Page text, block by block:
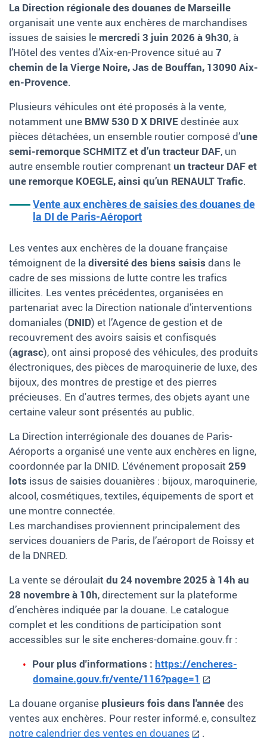
La Direction régionale des douanes de Marseille
organisait une vente aux enchères de marchandises
issues de saisies le mercredi 3 juin 2026 à 9h30, à
l’Hôtel des ventes d’Aix-en-Provence situé au 7
chemin de la Vierge Noire, Jas de Bouffan, 13090 Aix-
en-Provence.
Plusieurs véhicules ont été proposés à la vente,
notamment une BMW 530 D X DRIVEdestinée aux
pièces détachées, un ensemble routier composé d’une
semi-remorque SCHMITZ et d’un tracteur DAF, un
autre ensemble routier comprenant un tracteur DAF et
une remorque KOEGLE, ainsi qu’un RENAULT Trafic.
Vente aux enchères de saisies des douanes de
la DI de Paris-Aéroport
Les ventes aux enchères de la douane française
témoignent de ladiversité des biens saisis dans le
cadre de ses missions de lutte contre les trafics
illicites. Les ventes précédentes, organisées en
partenariat avec la Direction nationale d’interventions
domaniales (DNID) et l’Agence de gestion et de
recouvrement des avoirs saisis et confisqués
(agrasc), ont ainsi proposé des véhicules, des produits
électroniques, des pièces de maroquinerie de luxe, des
bijoux, des montres de prestige et des pierres
précieuses. En d'autres termes, des objets ayant une
certaine valeur sont présentés au public.
La Direction interrégionale des douanes de Paris-
Aéroports a organisé une vente aux enchères en ligne,
coordonnée par la DNID. L’événement proposait 259
lots issus de saisies douanières : bijoux, maroquinerie,
alcool, cosmétiques, textiles, équipements de sport et
une montre connectée.
Les marchandises proviennent principalement des
services douaniers de Paris, de l’aéroport de Roissy et
de la DNRED.
La vente se déroulait du 24 novembre 2025 à 14h au
28 novembre à 10h, directement sur la plateforme
d’enchères indiquée par la douane. Le catalogue
complet et les conditions de participation sont
accessibles sur le site encheres-domaine.gouv.fr :
Pour plus d'informations : https://encheres-
domaine.gouv.fr/vente/116?page=1
La douane organise plusieurs fois dans l'annéedes
ventes aux enchères. Pour rester informé.e, consultez
notre calendrier des ventes en douanes
.